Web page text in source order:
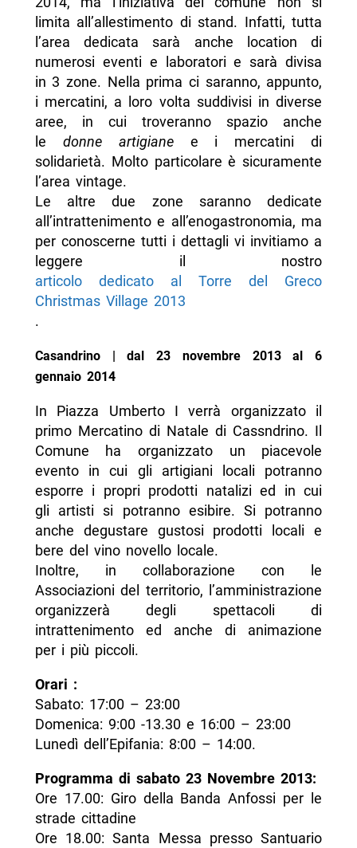
limita all’allestimento di stand. Infatti, tutta
l’area dedicata sarà anche location di
numerosi eventi e laboratori e sarà divisa
in 3 zone. Nella prima ci saranno, appunto,
i mercatini, a loro volta suddivisi in diverse
aree, in cui troveranno spazio anche
le donne artigianee i mercatini di
solidarietà. Molto particolare è sicuramente
l’area vintage.
Le altre due zone saranno dedicate
all’intrattenimento e all’enogastronomia, ma
per conoscerne tutti i dettagli vi invitiamo a
leggere il nostro
articolo dedicato al Torre del Greco
Christmas Village 2013
.
Casandrino | dal 23 novembre 2013 al 6
gennaio 2014
In Piazza Umberto I verrà organizzato il
primo Mercatino di Natale di Cassndrino. Il
Comune ha organizzato un piacevole
evento in cui gli artigiani locali potranno
esporre i propri prodotti natalizi ed in cui
gli artisti si potranno esibire. Si potranno
anche degustare gustosi prodotti locali e
bere del vino novello locale.
Inoltre, in collaborazione con le
Associazioni del territorio, l’amministrazione
organizzerà degli spettacoli di
intrattenimento ed anche di animazione
per i più piccoli.
Orari :
Sabato: 17:00 – 23:00
Domenica: 9:00 -13.30 e 16:00 – 23:00
Lunedì dell’Epifania: 8:00 – 14:00.
Programma di sabato 23 Novembre 2013:
Ore 17.00: Giro della Banda Anfossi per le
strade cittadine
Ore 18.00: Santa Messa presso Santuario